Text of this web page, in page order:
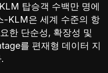
탑승객 수백만 명에
-KLM은 세계 수준의 항
한 단순성, 확장성 및
를 편재형 데이터 지